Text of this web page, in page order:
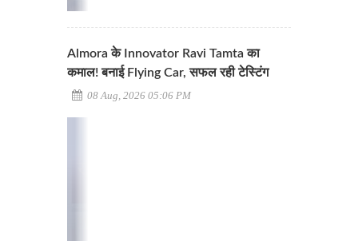
Almora के Innovator Ravi Tamta का
कमाल! बनाई Flying Car, सफल रही टेस्टिंग
08 Aug, 2026 05:06 PM